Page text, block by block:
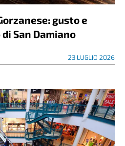
gusto e
San Damiano
23 LUGLIO 2026